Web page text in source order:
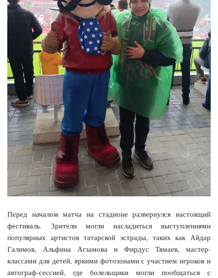
Перед началом матча на стадионе развернулся настоящий
фестиваль. Зрители могли насладиться выступлениями
популярных артистов татарской эстрады, таких как Айдар
Галимов, Альфина Агзамова и Фирдус Тямаев, мастер-
классами для детей, яркими фотозонами с участием игроков и
автограф-сессией, где болельщики могли пообщаться с